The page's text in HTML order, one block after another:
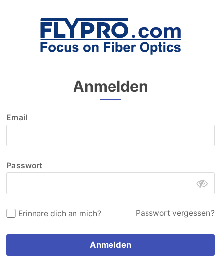
Anmelden
Email
Passwort
Erinnere dich an mich? Passwort vergessen?
Anmelden